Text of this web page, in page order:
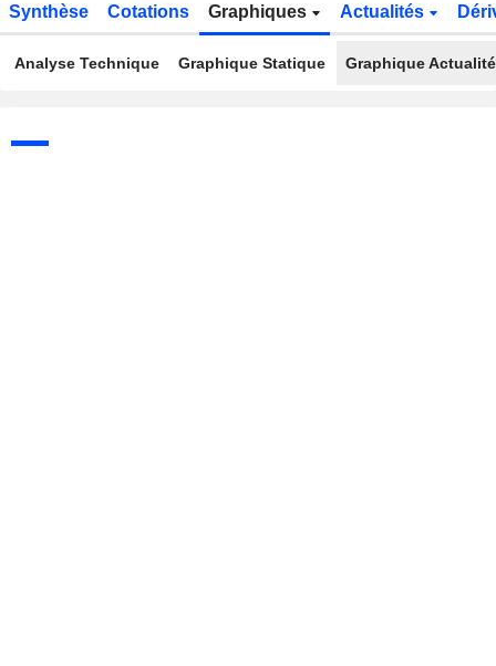
Synthèse Cotations Graphiques Actualités
Analyse Technique Graphique Statique Graphique